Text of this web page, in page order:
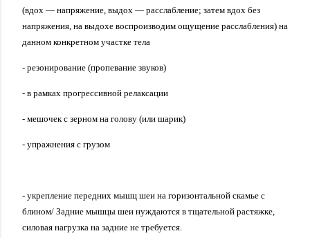
(вдох — напряжение, выдох — расслабление; затем вдох без
напряжения, на выдохе воспроизводим ощущение расслабления) на
данном конкретном участке тела
- резонирование (пропевание звуков)
- в рамках прогрессивной релаксации
- мешочек с зерном на голову (или шарик)
- упражнения с грузом
- укрепление передних мышц шеи на горизонтальной скамье с
блином/ Задние мышцы шеи нуждаются в тщательной растяжке,
силовая нагрузка на задние не требуется.